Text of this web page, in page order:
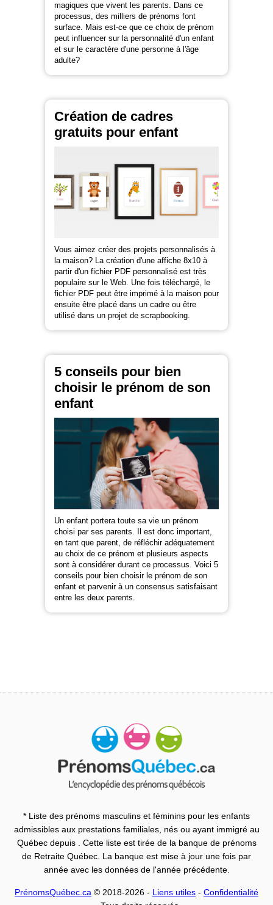
magiques que vivent les parents. Dans ce
processus, des milliers de prénoms font
surface. Mais est-ce que ce choix de prénom
peut influencer sur la personnalité d'un enfant
et sur le caractère d'une personne à l'âge
adulte?
Création de cadres
gratuits pour enfant
Vous aimez créer des projets personnalisés à
la maison? La création d'une affiche 8x10 à
partir d'un fichier PDF personnalisé est très
populaire sur le Web. Une fois téléchargé, le
fichier PDF peut être imprimé à la maison pour
ensuite être placé dans un cadre ou être
utilisé dans un projet de scrapbooking.
5 conseils pour bien
choisir le prénom de son
enfant
Un enfant portera toute sa vie un prénom
choisi par ses parents. Il est donc important,
en tant que parent, de réfléchir adéquatement
au choix de ce prénom et plusieurs aspects
sont à considérer durant ce processus. Voici 5
conseils pour bien choisir le prénom de son
enfant et parvenir à un consensus satisfaisant
entre les deux parents.
* Liste des prénoms masculins et féminins pour les enfants
admissibles aux prestations familiales, nés ou ayant immigré au
Québec depuis . Cette liste est tirée de la banque de prénoms
de Retraite Québec. La banque est mise à jour une fois par
année avec les données de l'année précédente.
PrénomsQuébec.ca © 2018-2026 - Liens utiles - Confidentialité